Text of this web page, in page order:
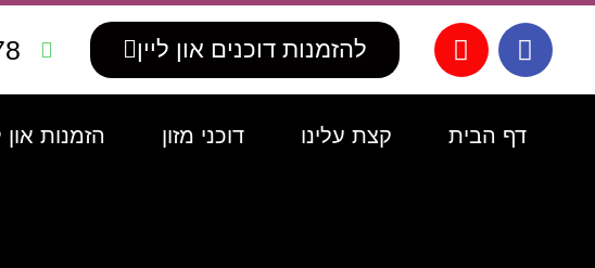
להזמנות דוכנים און ליין
דף הבית קצת עלינו דוכני מזון הזמנות און